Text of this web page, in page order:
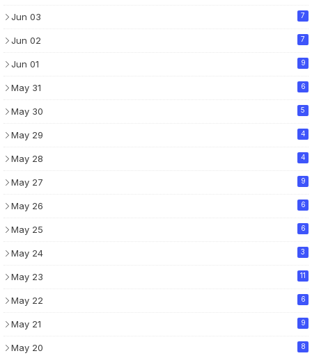
Jun 03 7
Jun 02 7
Jun 01 9
May 31 6
May 30 5
May 29 4
May 28 4
May 27 9
May 26 6
May 25 6
May 24 3
May 23 11
May 22 6
May 21 9
May 20 8